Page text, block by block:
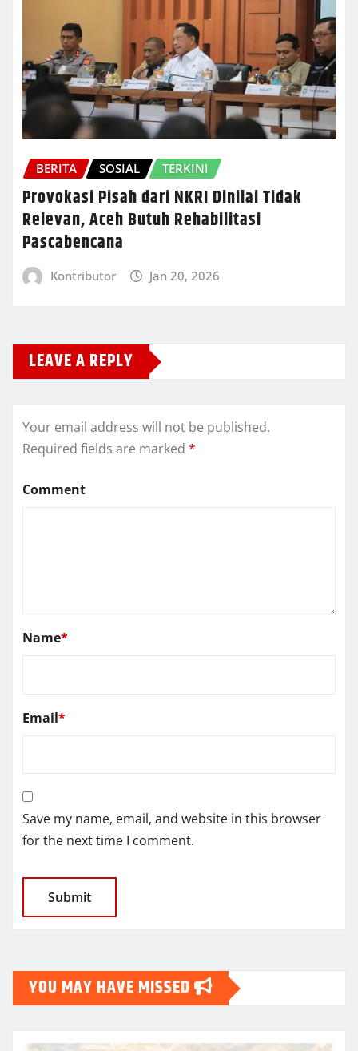
BERITA SOSIAL TERKINI
Provokasi Pisah dari NKRI Dinilai Tidak
Relevan, Aceh Butuh Rehabilitasi
Pascabencana
Kontributor Jan 20, 2026
LEAVE A REPLY
Your email address will not be published.
Required fields are marked *
Comment
Name*
Email*
Save my name, email, and website in this browser
for the next time I comment.
YOU MAY HAVE MISSED